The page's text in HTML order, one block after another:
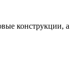
конструкции, а